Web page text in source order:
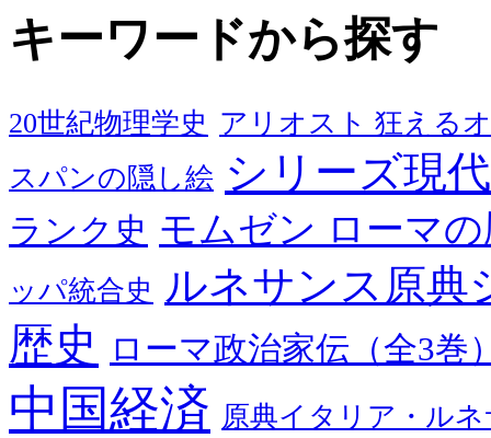
キーワードから探す
20世紀物理学史 アリオスト 狂える
スパンの隠し絵 シリーズ現
ランク史 モムゼン ローマ
ッパ統合史 ルネサンス原典
歴史 ローマ政治家伝（全3巻
中国経済 原典イタリア・ル